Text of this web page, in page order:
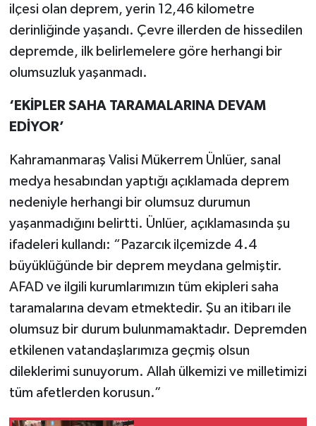
ilçesi olan deprem, yerin 12,46 kilometre
derinliğinde yaşandı. Çevre illerden de hissedilen
depremde, ilk belirlemelere göre herhangi bir
olumsuzluk yaşanmadı.
‘EKİPLER SAHA TARAMALARINA DEVAM
EDİYOR’
Kahramanmaraş Valisi Mükerrem Ünlüer, sanal
medya hesabından yaptığı açıklamada deprem
nedeniyle herhangi bir olumsuz durumun
yaşanmadığını belirtti. Ünlüer, açıklamasında şu
ifadeleri kullandı: “Pazarcık ilçemizde 4.4
büyüklüğünde bir deprem meydana gelmiştir.
AFAD ve ilgili kurumlarımızın tüm ekipleri saha
taramalarına devam etmektedir. Şu an itibarı ile
olumsuz bir durum bulunmamaktadır. Depremden
etkilenen vatandaşlarımıza geçmiş olsun
dileklerimi sunuyorum. Allah ülkemizi ve milletimizi
tüm afetlerden korusun.”